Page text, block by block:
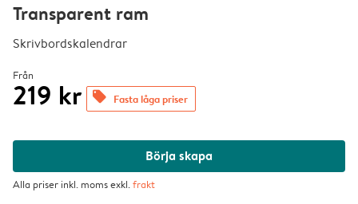
Transparent ram
Skrivbordskalendrar
Från
219 kr offers Fasta låga priser
Börja skapa
Alla priser inkl. moms exkl.frakt